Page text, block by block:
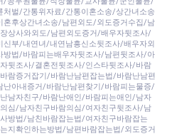
벌/간통위자료/간통이혼소송/상간녀소송
후상간녀소송/남편외도/외도증거수집/남
상사와외도/남편외도증거/배우자뒷조사/
부/내연녀/내연남흥신소뒷조사/배우자외
법/바람피는배우자뒷조사/남편뒷조사/아
뒷조사/결혼전뒷조사/인스타뒷조사/바람
람증거잡기/바람난남편잡는법/바람난남편
아내증거/바람난남편찾기/바람피는물증/
남자친구/바람난애인/바람피는애인/남자
심/남자친구바람의심/여자친구뒷조사/남
방법/남친바람잡는법/여자친구바람잡는
지확인하는방법/남편바람잡는법/외도증거